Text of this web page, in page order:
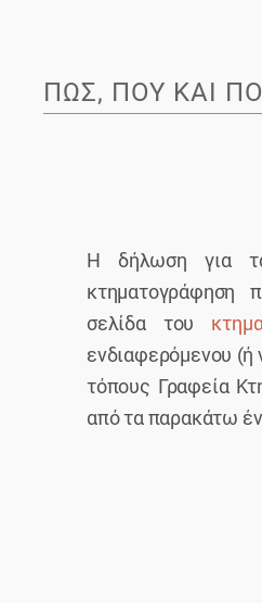
ΠΏΣ, ΠΟΎ ΚΑΙ
Η δήλωση για
κτηματογράφηση
σελίδα του
ενδιαφερόμενου
τόπους Γραφεία
από τα παρακάτω